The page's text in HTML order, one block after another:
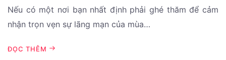
Nếu có một nơi bạn nhất định phải ghé thăm để cảm
nhận trọn vẹn sự lãng mạn của mùa…
ĐỌC THÊM